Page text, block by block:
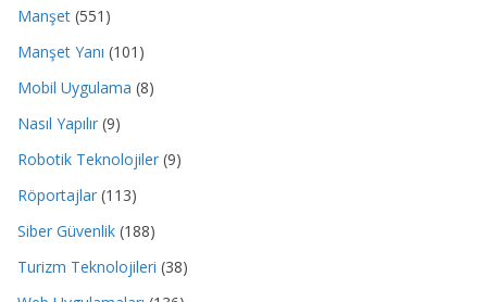
Manşet (551)
Manşet Yanı (101)
Mobil Uygulama (8)
Nasıl Yapılır (9)
Robotik Teknolojiler (9)
Röportajlar (113)
Siber Güvenlik (188)
Turizm Teknolojileri (38)